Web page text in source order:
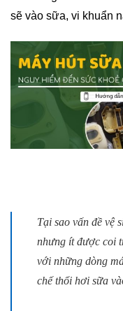
sẽ vào sữa, vi khuẩn
Tại sao vấn đề vệ
nhưng ít được coi
với những dòng
chế thổi hơi sữa